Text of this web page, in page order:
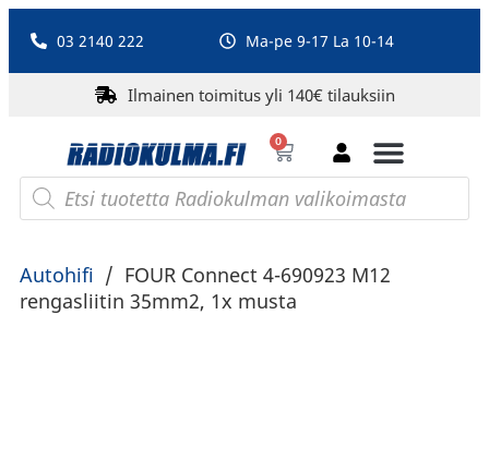
03 2140 222 Ma-pe 9-17 La 10-14
Ilmainen toimitus yli 140€ tilauksiin
0
Autohifi / FOUR Connect 4-690923 M12
rengasliitin 35mm2, 1x musta